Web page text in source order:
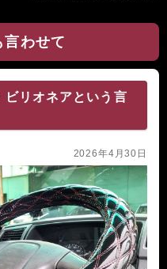
言わせて
ビリオネアという言
2026年4月30日